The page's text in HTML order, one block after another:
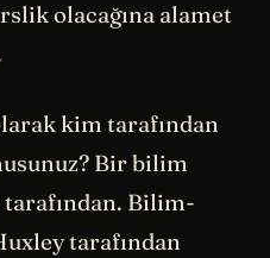
olacağına alamet
kim tarafından
Bir bilim
tarafından. Bilim-
tarafından